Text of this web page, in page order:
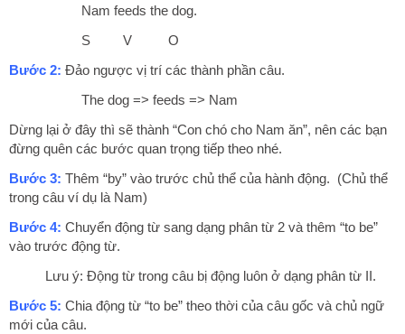
Nam feeds the dog.
S V O
Bước 2: Đảo ngược vị trí các thành phần câu.
The dog => feeds => Nam
Dừng lại ở đây thì sẽ thành “Con chó cho Nam ăn”, nên các bạn
đừng quên các bước quan trọng tiếp theo nhé.
Bước 3: Thêm “by” vào trước chủ thể của hành động. (Chủ thể
trong câu ví dụ là Nam)
Bước 4: Chuyển động từ sang dạng phân từ 2 và thêm “to be”
vào trước động từ.
Lưu ý: Động từ trong câu bị động luôn ở dạng phân từ II.
Bước 5: Chia động từ “to be” theo thời của câu gốc và chủ ngữ
mới của câu.